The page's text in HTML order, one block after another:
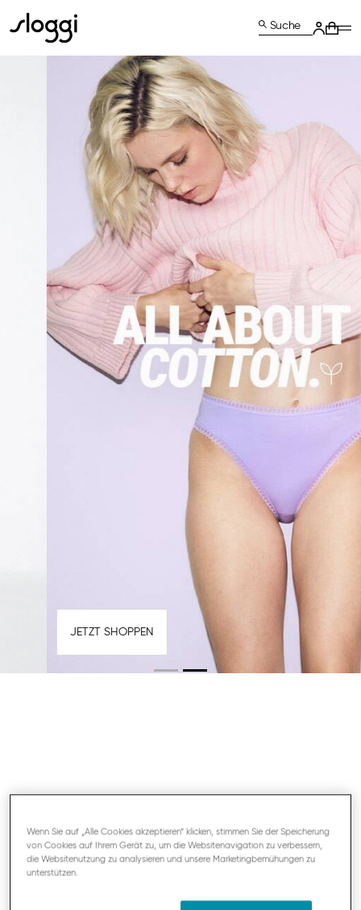
Suche
JETZT SHOPPEN
Wenn Sie auf „Alle Cookies akzeptieren“ klicken, stimmen Sie der Speicherung
von Cookies auf Ihrem Gerät zu, um die Websitenavigation zu verbessern,
die Websitenutzung zu analysieren und unsere Marketingbemühungen zu
unterstützen.